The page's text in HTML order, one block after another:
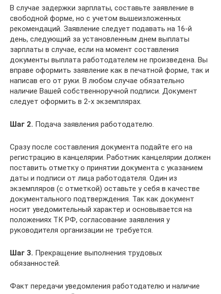
В случае задержки зарплаты, составьте заявление в
свободной форме, но с учетом вышеизложенных
рекомендаций. Заявление следует подавать на 16-й
день, следующий за установленным днем выплаты
зарплаты в случае, если на момент составления
документы выплата работодателем не произведена. Вы
вправе оформить заявление как в печатной форме, так и
написав его от руки. В любом случае обязательно
наличие Вашей собственноручной подписи. Документ
следует оформить в 2-х экземплярах.
Шаг 2. Подача заявления работодателю.
Сразу после составления документа подайте его на
регистрацию в канцелярии. Работник канцелярии должен
поставить отметку о принятии документа с указанием
даты и подписи от лица работодателя. Один из
экземпляров (с отметкой) оставьте у себя в качестве
документального подтверждения. Так как документ
носит уведомительный характер и основывается на
положениях ТК РФ, согласование заявления у
руководителя организации не требуется.
Шаг 3. Прекращение выполнения трудовых
обязанностей.
Факт передачи уведомления работодателю и наличие